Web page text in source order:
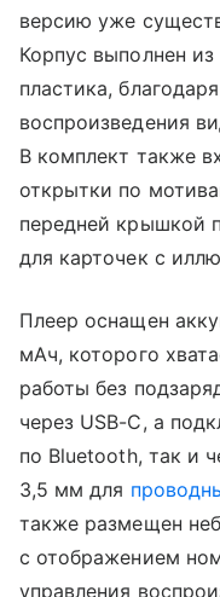
версию уже
Корпус выполнен
пластика,
воспроизведения
В комплект также
открытки по
передней крышкой
для карточек с
Плеер оснащен
мАч, которого
работы без
через USB-C, а
по Bluetooth, так и
3,5 мм для
также размещен
с отображением
управления